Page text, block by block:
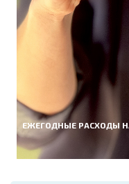
ЕЖЕГОДНЫЕ РАСХОДЫ